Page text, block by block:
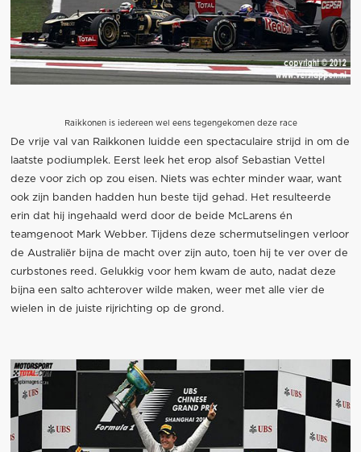
Raikkonen is iedereen wel eens tegengekomen deze race
De vrije val van Raikkonen luidde een spectaculaire strijd in om de
laatste podiumplek. Eerst leek het erop alsof Sebastian Vettel
deze voor zich op zou eisen. Niets was echter minder waar, want
ook zijn banden hadden hun beste tijd gehad. Het resulteerde
erin dat hij ingehaald werd door de beide McLarens én
teamgenoot Mark Webber. Tijdens deze schermutselingen verloor
de Australiër bijna de macht over zijn auto, toen hij te ver over de
curbstones reed. Gelukkig voor hem kwam de auto, nadat deze
bijna een salto achterover wilde maken, weer met alle vier de
wielen in de juiste rijrichting op de grond.